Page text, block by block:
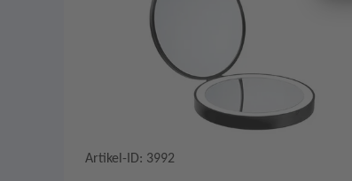
Artikel-ID: 3992